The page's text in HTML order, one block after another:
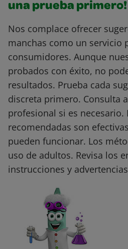
una prueba primero!
Nos complace ofrecer
manchas como un servicio
consumidores. Aunque
probados con éxito, no
resultados. Prueba cada
discreta primero. Consulta
profesional si es necesario.
recomendadas son
pueden funcionar. Los
uso de adultos. Revisa los
instrucciones y